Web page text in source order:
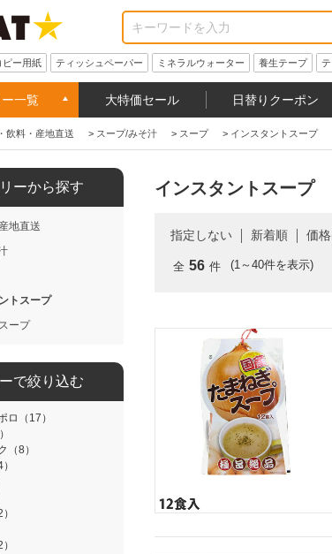
ピー用紙 ティッシュペーパー ミネラルウォーター 養生テープ テ
一覧 大特価セール 日替りクーポン
飲料・産地直送 > スープ/みそ汁 > スープ > インスタントスープ
ーから探す
地直送
トスープ
ープ
で絞り込む
ロ（17）
（8）
インスタントスープ
指定しない 新着順 価
全 56 件 (1～40件を表示)